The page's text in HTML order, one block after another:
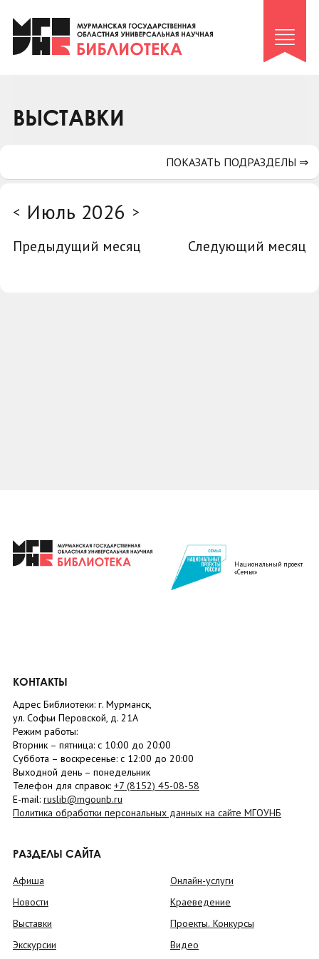
Клуб «Гиря и сельдерей»
Клуб «Семейный архив»
Коллегам
ВЫСТАВКИ
< Июль 2026 >
Предыдущий месяц
Следующий месяц
ПОКАЗАТЬ ПОДРАЗДЕЛЫ ⇒
Национальный проект
«Семья»
КОНТАКТЫ
Адрес Библиотеки: г. Мурманск,
ул. Софьи Перовской, д. 21А
Режим работы:
Вторник – пятница: с 10:00 до 20:00
Суббота – воскресенье: c 12:00 до 20:00
Выходной день – понедельник
Телефон для справок: +7 (8152) 45-08-58
E-mail: ruslib@mgounb.ru
Политика обработки персональных данных на сайте МГОУНБ
РАЗДЕЛЫ САЙТА
Афиша
Новости
Выставки
Экскурсии
Онлайн-услуги
Краеведение
Проекты. Конкурсы
Видео